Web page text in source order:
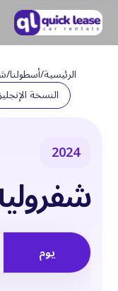
الرئيسية/أسطولنا/
النسخة
2024
يوم